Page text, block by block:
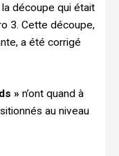
découpe qui était
3. Cette découpe,
a été corrigé
» n’ont quand à
au niveau